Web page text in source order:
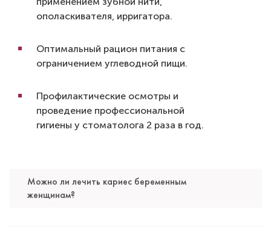
Стаж работы: 4 года
Балясников Владислав Олегович
ополаскивателя, ирригатора.
Оптимальный рацион питания с
ограничением углеводной пищи.
Профилактические осмотры и
проведение профессиональной
гигиены у стоматолога 2 раза в год.
Можно ли лечить кариес беременным
женщинам?